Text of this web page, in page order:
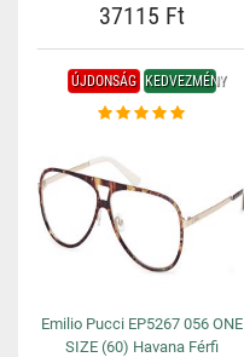
37115 Ft
ÚJDONSÁG KEDVEZMÉNY
Emilio Pucci EP5267 056 ONE
SIZE (60) Havana Férfi